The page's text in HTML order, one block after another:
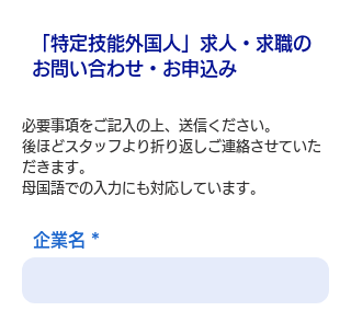
​「特定技能外国人」求人・求職の
お問い合わせ・お申込み
必要事項をご記入の上、送信ください。
後ほどスタッフより折り返しご連絡させていた
だきます。
​母国語での入力にも対応しています。
企業名